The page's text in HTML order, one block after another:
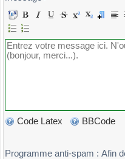
Code Latex BBCode
Programme anti-spam : Afin